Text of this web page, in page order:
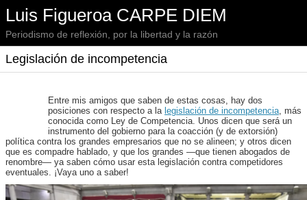
Luis Figueroa CARPE DIEM
Periodismo de reflexión, por la libertad y la razón
Legislación de incompetencia
Entre mis amigos que saben de estas cosas, hay dos
posiciones con respecto a la legislación de incompetencia, más
conocida como Ley de Competencia. Unos dicen que será un
instrumento del gobierno para la coacción (y de extorsión)
política contra los grandes empresarios que no se alineen; y otros dicen
que es compadre hablado, y que los grandes —que tienen abogados de
renombre— ya saben cómo usar esta legislación contra competidores
eventuales. ¡Vaya uno a saber!